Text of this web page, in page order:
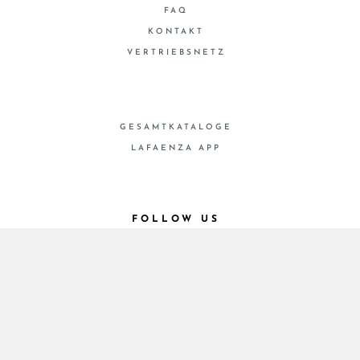
FAQ
KONTAKT
VERTRIEBSNETZ
GESAMTKATALOGE
LAFAENZA APP
FOLLOW US